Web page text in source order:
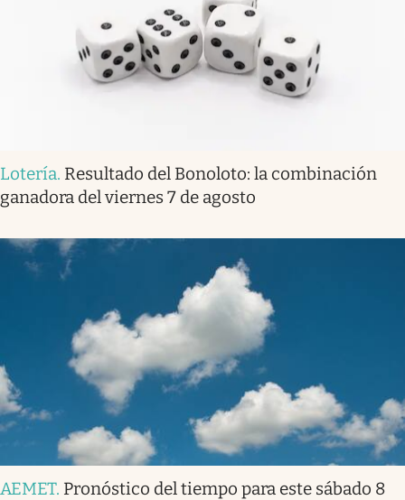
Lotería. Resultado del Bonoloto: la combinación
ganadora del viernes 7 de agosto
AEMET. Pronóstico del tiempo para este sábado 8